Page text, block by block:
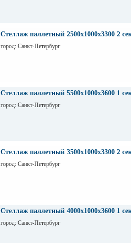
Стеллаж паллетный 2500х1000х3300 2
город: Санкт-Петербург
Стеллаж паллетный 5500х1000х3600 1
город: Санкт-Петербург
Стеллаж паллетный 3500х1000х3300 2
город: Санкт-Петербург
Стеллаж паллетный 4000х1000х3600 1
город: Санкт-Петербург